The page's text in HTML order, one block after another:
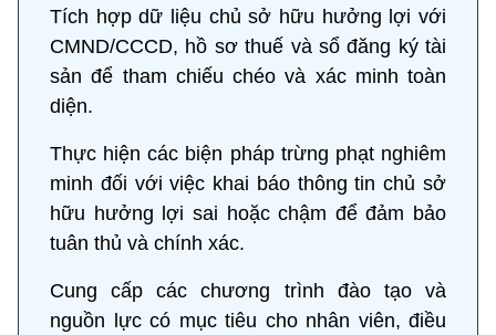
Tích hợp dữ liệu chủ sở hữu hưởng lợi với
CMND/CCCD, hồ sơ thuế và sổ đăng ký tài
sản để tham chiếu chéo và xác minh toàn
diện.
Thực hiện các biện pháp trừng phạt nghiêm
minh đối với việc khai báo thông tin chủ sở
hữu hưởng lợi sai hoặc chậm để đảm bảo
tuân thủ và chính xác.
Cung cấp các chương trình đào tạo và
nguồn lực có mục tiêu cho nhân viên, điều